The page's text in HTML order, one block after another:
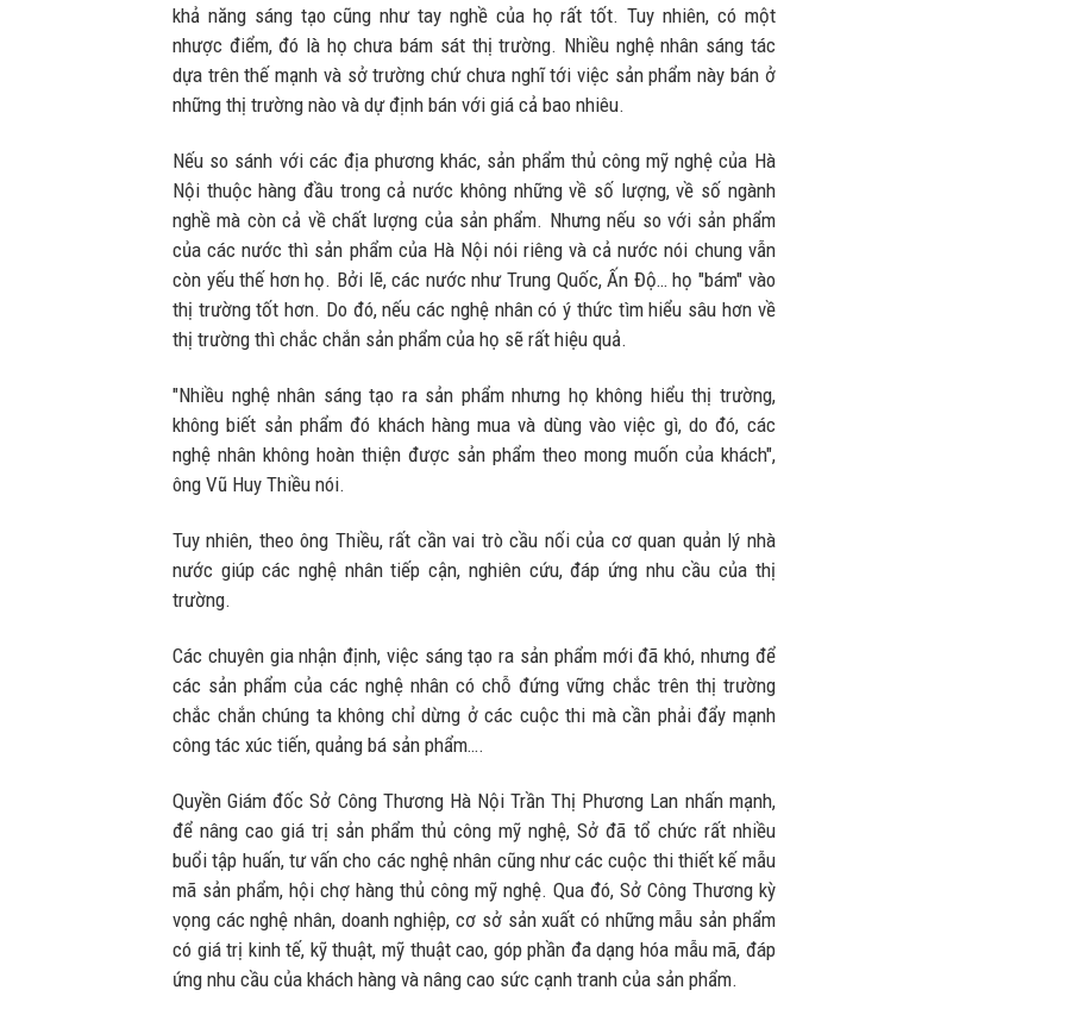
khả năng sáng tạo cũng như tay nghề của họ rất tốt. Tuy nhiên, có một
nhược điểm, đó là họ chưa bám sát thị trường. Nhiều nghệ nhân sáng tác
dựa trên thế mạnh và sở trường chứ chưa nghĩ tới việc sản phẩm này bán ở
những thị trường nào và dự định bán với giá cả bao nhiêu.
Nếu so sánh với các địa phương khác, sản phẩm thủ công mỹ nghệ của Hà
Nội thuộc hàng đầu trong cả nước không những về số lượng, về số ngành
nghề mà còn cả về chất lượng của sản phẩm. Nhưng nếu so với sản phẩm
của các nước thì sản phẩm của Hà Nội nói riêng và cả nước nói chung vẫn
còn yếu thế hơn họ. Bởi lẽ, các nước như Trung Quốc, Ấn Độ… họ "bám" vào
thị trường tốt hơn. Do đó, nếu các nghệ nhân có ý thức tìm hiểu sâu hơn về
thị trường thì chắc chắn sản phẩm của họ sẽ rất hiệu quả.
"Nhiều nghệ nhân sáng tạo ra sản phẩm nhưng họ không hiểu thị trường,
không biết sản phẩm đó khách hàng mua và dùng vào việc gì, do đó, các
nghệ nhân không hoàn thiện được sản phẩm theo mong muốn của khách",
ông Vũ Huy Thiều nói.
Tuy nhiên, theo ông Thiều, rất cần vai trò cầu nối của cơ quan quản lý nhà
nước giúp các nghệ nhân tiếp cận, nghiên cứu, đáp ứng nhu cầu của thị
trường.
Các chuyên gia nhận định, việc sáng tạo ra sản phẩm mới đã khó, nhưng để
các sản phẩm của các nghệ nhân có chỗ đứng vững chắc trên thị trường
chắc chắn chúng ta không chỉ dừng ở các cuộc thi mà cần phải đẩy mạnh
công tác xúc tiến, quảng bá sản phẩm….
Quyền Giám đốc Sở Công Thương Hà Nội Trần Thị Phương Lan nhấn mạnh,
để nâng cao giá trị sản phẩm thủ công mỹ nghệ, Sở đã tổ chức rất nhiều
buổi tập huấn, tư vấn cho các nghệ nhân cũng như các cuộc thi thiết kế mẫu
mã sản phẩm, hội chợ hàng thủ công mỹ nghệ. Qua đó, Sở Công Thương kỳ
vọng các nghệ nhân, doanh nghiệp, cơ sở sản xuất có những mẫu sản phẩm
có giá trị kinh tế, kỹ thuật, mỹ thuật cao, góp phần đa dạng hóa mẫu mã, đáp
ứng nhu cầu của khách hàng và nâng cao sức cạnh tranh của sản phẩm.